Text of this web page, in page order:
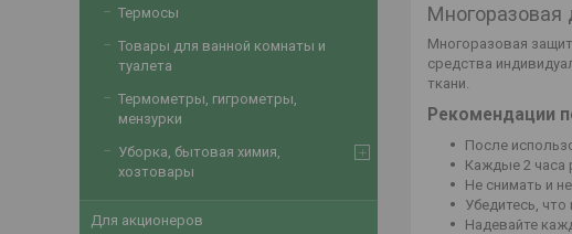
Многоразовая
Многоразовая
средства
ткани.
Рекомендации
После
Каждые 2 часа
Не снимать и
Убедитесь,
Надевайте
Термосы
Товары для ванной комнаты и
туалета
Термометры, гигрометры,
мензурки
Уборка, бытовая химия,
хозтовары
Для акционеров